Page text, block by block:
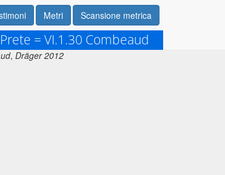
Metri Scansione metrica
= VI.1.30 Combeaud
, Dräger 2012